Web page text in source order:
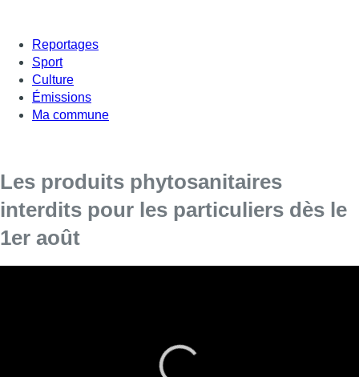
Reportages
Sport
Culture
Émissions
Ma commune
Les produits phytosanitaires
interdits pour les particuliers dès le
1er août
Seuls les produits reconnus « à faible risque » pourront encore
être utilisés, indique Bruxelles Environnement. Des